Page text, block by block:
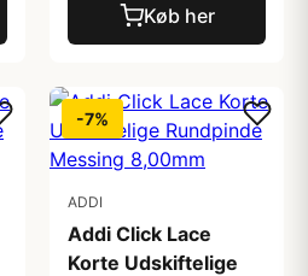
Køb her
-7%
ADDI
Addi Click Lace
Korte Udskiftelige